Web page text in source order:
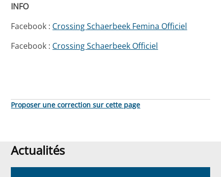
INFO
Facebook : Crossing Schaerbeek Femina Officiel
Facebook : Crossing Schaerbeek Officiel
Proposer une correction sur cette page
Actualités
Actualités